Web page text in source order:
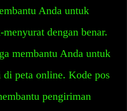
Anda untuk
dengan benar.
membantu Anda untuk
di peta online. Kode pos
pengiriman